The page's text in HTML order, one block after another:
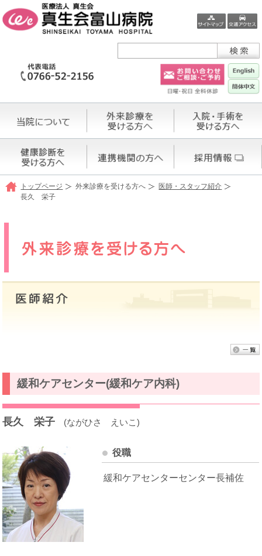
トップページ 外来診療を受ける方へ
医師・スタッフ紹介
長久 栄子
緩和ケアセンター(緩和ケア内科)
長久 栄子 (ながひさ えいこ)
役職
緩和ケアセンターセンター長補佐